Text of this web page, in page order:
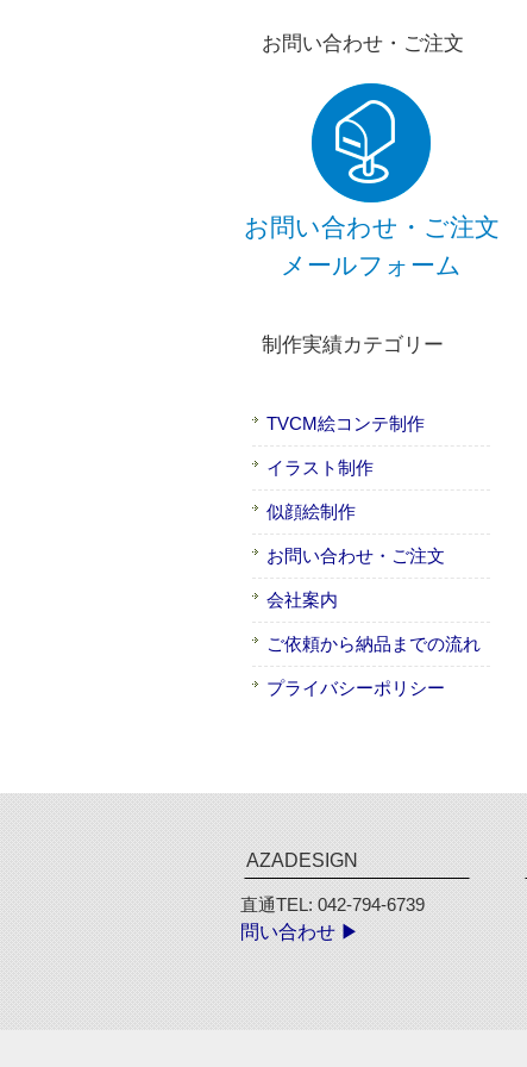
お問い合わせ・ご注文
お問い合わせ・ご注文
メールフォーム
制作実績カテゴリー
TVCM絵コンテ制作
イラスト制作
似顔絵制作
お問い合わせ・ご注文
会社案内
ご依頼から納品までの流れ
プライバシーポリシー
AZADESIGN
直通TEL: 042-794-6739
問い合わせ ▶︎